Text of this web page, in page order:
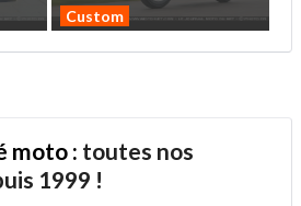
Custom
moto : toutes nos
1999 !